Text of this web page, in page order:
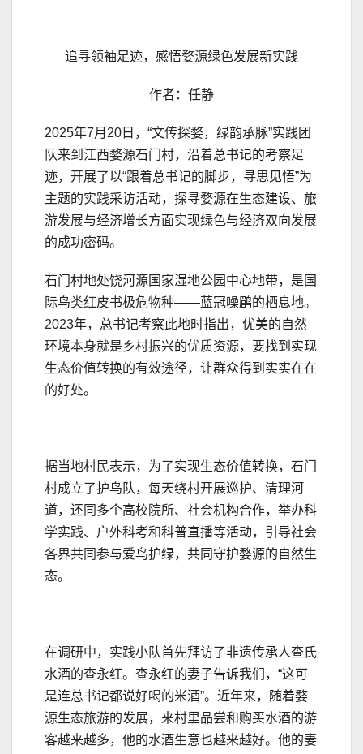
追寻领袖足迹，感悟婺源绿色发展新实践
作者：任静
2025年7月20日，“文传探婺，绿韵承脉”实践团
队来到江西婺源石门村，沿着总书记的考察足
迹，开展了以“跟着总书记的脚步，寻思见悟”为
主题的实践采访活动，探寻婺源在生态建设、旅
游发展与经济增长方面实现绿色与经济双向发展
的成功密码。
石门村地处饶河源国家湿地公园中心地带，是国
际鸟类红皮书极危物种——蓝冠噪鹛的栖息地。
2023年，总书记考察此地时指出，优美的自然
环境本身就是乡村振兴的优质资源，要找到实现
生态价值转换的有效途径，让群众得到实实在在
的好处。
据当地村民表示，为了实现生态价值转换，石门
村成立了护鸟队，每天绕村开展巡护、清理河
道，还同多个高校院所、社会机构合作，举办科
学实践、户外科考和科普直播等活动，引导社会
各界共同参与爱鸟护绿，共同守护婺源的自然生
态。
在调研中，实践小队首先拜访了非遗传承人查氏
水酒的查永红。查永红的妻子告诉我们，“这可
是连总书记都说好喝的米酒”。近年来，随着婺
源生态旅游的发展，来村里品尝和购买水酒的游
客越来越多，他的水酒生意也越来越好。他的妻